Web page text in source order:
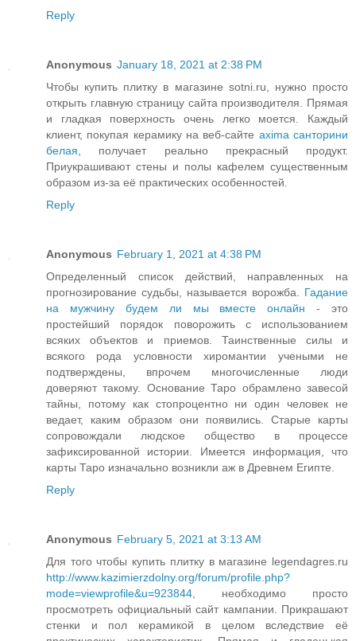
Reply
Anonymous January 18, 2021 at 2:38 PM
Чтобы купить плитку в магазине sotni.ru, нужно просто
открыть главную страницу сайта производителя. Прямая
и гладкая поверхность очень легко моется. Каждый
клиент, покупая керамику на веб-сайте axima санторини
белая , получает реально прекрасный продукт.
Приукрашивают стены и полы кафелем существенным
образом из-за её практических особенностей.
Reply
Anonymous February 1, 2021 at 4:38 PM
Определенный список действий, направленных на
прогнозирование судьбы, называется ворожба. Гадание
на мужчину будем ли мы вместе онлайн - это
простейший порядок поворожить с использованием
всяких объектов и приемов. Таинственные силы и
всякого рода условности хиромантии учеными не
подтверждены, впрочем многочисленные люди
доверяют такому. Основание Таро обрамлено завесой
тайны, потому как стопроцентно ни один человек не
ведает, каким образом они появились. Старые карты
сопровождали людское общество в процессе
зафиксированной истории. Имеется информация, что
карты Таро изначально возникли аж в Древнем Египте.
Reply
Anonymous February 5, 2021 at 3:13 AM
Для того чтобы купить плитку в магазине legendagres.ru
http://www.kazimierzdolny.org/forum/profile.php?
mode=viewprofile&u=923844 , необходимо просто
просмотреть официальный сайт кампании. Прикрашают
стенки и пол керамикой в целом вследствие её